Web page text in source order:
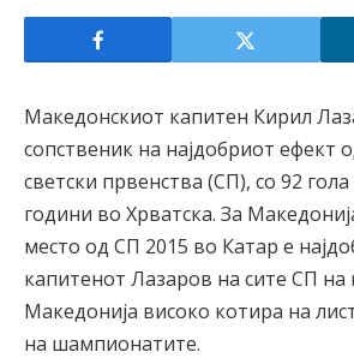
Македонскиот капитен Кирил
сопственик на најдобриот ефект
светски првенства (СП), со 92
години во Хрватска. За
место од СП 2015 во Катар е
капитенот Лазаров на сите СП на
Македонија високо котира на
на шампионатите.